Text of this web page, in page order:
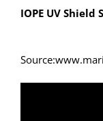
IOPE UV Shield